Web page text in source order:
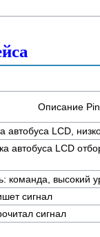
Описание Pin
автобуса LCD,
автобуса LCD
команда, высокий
сигнал
сигнал